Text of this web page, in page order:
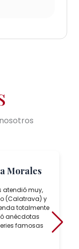
Morales
atendió muy,
(Calatrava) y
totalmente
anécdotas
famosas